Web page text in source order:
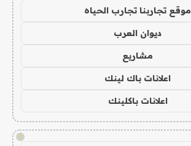
موقع تجاربنا تجارب الحياه
ديوان العرب
مشاريع
اعلانات باك لينك
اعلانات باكلينك
!